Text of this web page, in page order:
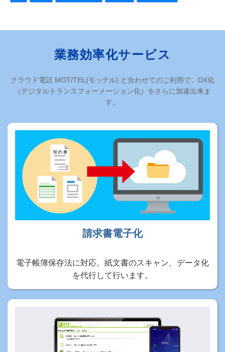
業務効率化サービス
クラウド電話 MOT/TEL(モッテル) と合わせてのご利用で、DX化
（デジタルトランスフォーメーション化）をさらに加速出来ま
す。
請求書電子化
電子帳簿保存法に対応。紙文書のスキャン、データ化
を代行して行います。